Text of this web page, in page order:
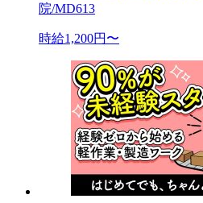
院/MD613
時給1,200円〜